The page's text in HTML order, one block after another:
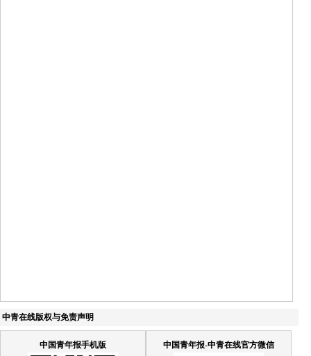
中青在线版权与免责声明
中国青年报手机版 中国青年报-中青在线官方微信